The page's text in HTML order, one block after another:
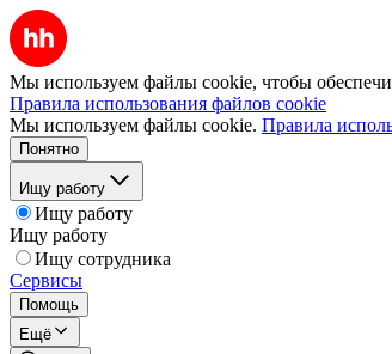
Мы используем файлы cookie, чтобы
Правила использования файлов cookie
Мы используем файлы cookie. Правила
Понятно
Ищу работу
Ищу работу
Ищу работу
Ищу сотрудника
Сервисы
Помощь
Ещё